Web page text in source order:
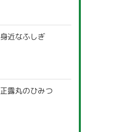
身近なふしぎ
正露丸のひみつ